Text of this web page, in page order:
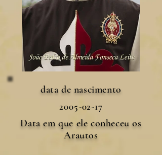
data de nascimento
2005-02-17
Data em que ele conheceu os
Arautos